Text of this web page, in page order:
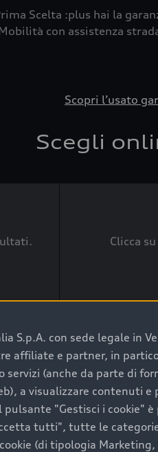
S.p.A. con sede legale in
affiliate e partner, in
servizi (anche da parte di
a visualizzare contenuti
"Gestisci i cookie"
tutti", tutte le
(di tipologia
Scelta :plus hai la
con assistenza
Scopri l’usato
Scegli
Clicca
che coniuga
l’affidabilità del marchio.